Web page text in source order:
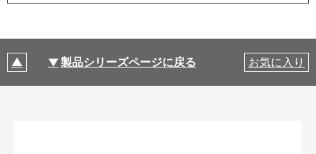
製品シリーズページに戻る お気に入り